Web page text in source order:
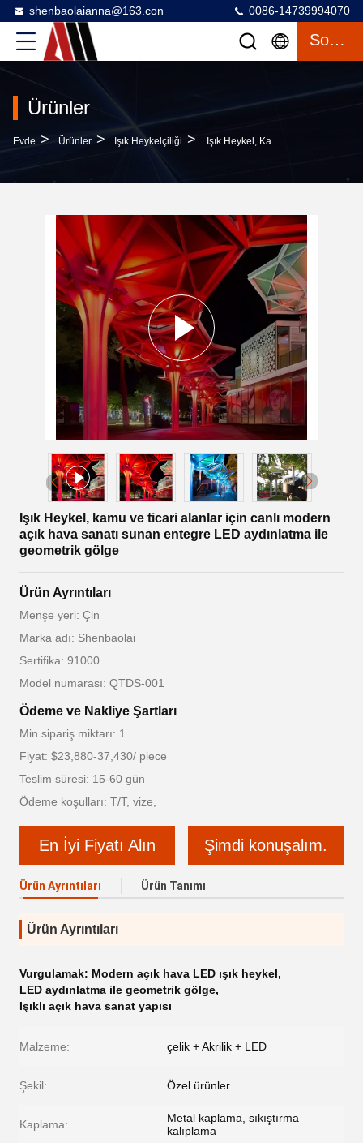
shenbaolaianna@163.con 0086-14739994070
Sohbet
Ürünler
Evde > Ürünler > Işık Heykelçiliği > Işık Heykel, Kamu Ve Ticari Alanlar Için Canlı Modern Açık Hava Sanatı Sunan Entegre LED Aydınlatma Ile Geometrik Gölge
Işık Heykel, kamu ve ticari alanlar için canlı modern
açık hava sanatı sunan entegre LED aydınlatma ile
geometrik gölge
Ürün Ayrıntıları
Menşe yeri: Çin
Marka adı: Shenbaolai
Sertifika: 91000
Model numarası: QTDS-001
Ödeme ve Nakliye Şartları
Min sipariş miktarı: 1
Fiyat: $23,880-37,430/ piece
Teslim süresi: 15-60 gün
Ödeme koşulları: T/T, vize,
En İyi Fiyatı Alın Şimdi konuşalım.
Ürün Ayrıntıları Ürün Tanımı
Ürün Ayrıntıları
Vurgulamak: Modern açık hava LED ışık heykel,
LED aydınlatma ile geometrik gölge,
Işıklı açık hava sanat yapısı
Malzeme: çelik + Akrilik + LED
Şekil: Özel ürünler
Kaplama:
Metal kaplama, sıkıştırma
kalıplama